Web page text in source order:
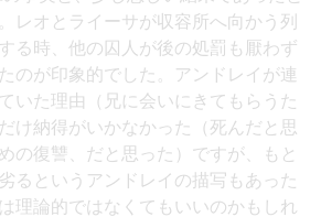
レオとライーサが収容所へ向かう列
る時、他の囚人が後の処罰も厭わず
のが印象的でした。アンドレイが連
いた理由（兄に会いにきてもらうた
け納得がいかなかった（死んだと思
の復讐、だと思った）ですが、もと
るというアンドレイの描写もあった
理論的ではなくてもいいのかもしれ